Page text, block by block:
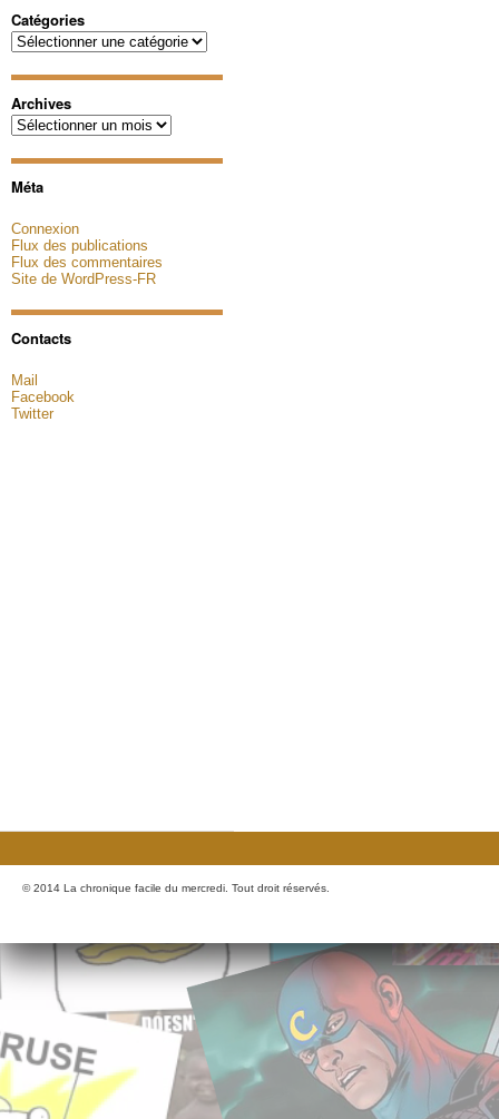
Catégories
Catégories
Archives
Archives
Méta
Connexion
Flux des publications
Flux des commentaires
Site de WordPress-FR
Contacts
Mail
Facebook
Twitter
© 2014 La chronique facile du mercredi. Tout droit réservés.